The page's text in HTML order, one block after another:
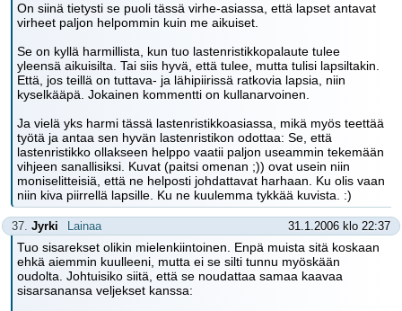
On siinä tietysti se puoli tässä virhe-asiassa, että lapset antavat
virheet paljon helpommin kuin me aikuiset.
Se on kyllä harmillista, kun tuo lastenristikkopalaute tulee
yleensä aikuisilta. Tai siis hyvä, että tulee, mutta tulisi lapsiltakin.
Että, jos teillä on tuttava- ja lähipiirissä ratkovia lapsia, niin
kyselkääpä. Jokainen kommentti on kullanarvoinen.
Ja vielä yks harmi tässä lastenristikkoasiassa, mikä myös teettää
työtä ja antaa sen hyvän lastenristikon odottaa: Se, että
lastenristikko ollakseen helppo vaatii paljon useammin tekemään
vihjeen sanallisiksi. Kuvat (paitsi omenan ;)) ovat usein niin
moniselitteisiä, että ne helposti johdattavat harhaan. Ku olis vaan
niin kiva piirrellä lapsille. Ku ne kuulemma tykkää kuvista. :)
37. Jyrki Lainaa 31.1.2006 klo 22:37
Tuo sisarekset olikin mielenkiintoinen. Enpä muista sitä koskaan
ehkä aiemmin kuulleeni, mutta ei se silti tunnu myöskään
oudolta. Johtuisiko siitä, että se noudattaa samaa kaavaa
sisarsanansa veljekset kanssa: